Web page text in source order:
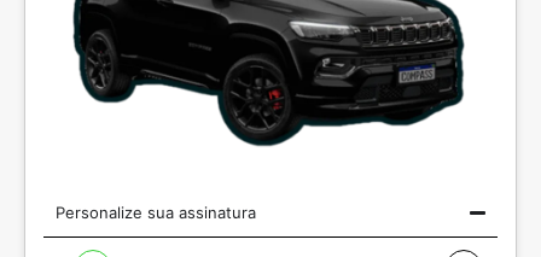
Personalize sua assinatura